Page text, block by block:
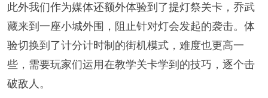
此外我们作为媒体还额外体验到了提灯祭关卡，乔武
藏来到一座小城外围，阻止针对灯会发起的袭击。体
验切换到了计分计时制的街机模式，难度也更高一
些，需要玩家们运用在教学关卡学到的技巧，逐个击
破敌人。